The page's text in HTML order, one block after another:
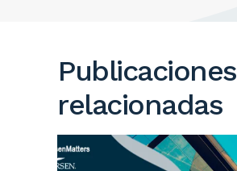
Publicaciones
relacionadas